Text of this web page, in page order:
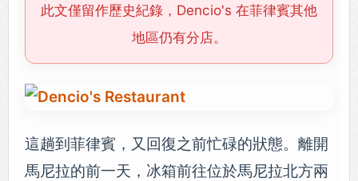
此文僅留作歷史紀錄，Dencio's 在菲律賓其他
地區仍有分店。
這趟到菲律賓，又回復之前忙碌的狀態。離開
馬尼拉的前一天，冰箱前往位於馬尼拉北方兩